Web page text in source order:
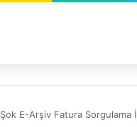
Şok E-Arşiv Fatura Sorgulama